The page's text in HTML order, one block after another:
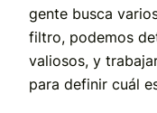
gente busca
filtro, podemos
valiosos, y
para definir cuál